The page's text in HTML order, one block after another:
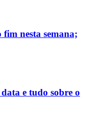
fim nesta semana;
e tudo sobre o